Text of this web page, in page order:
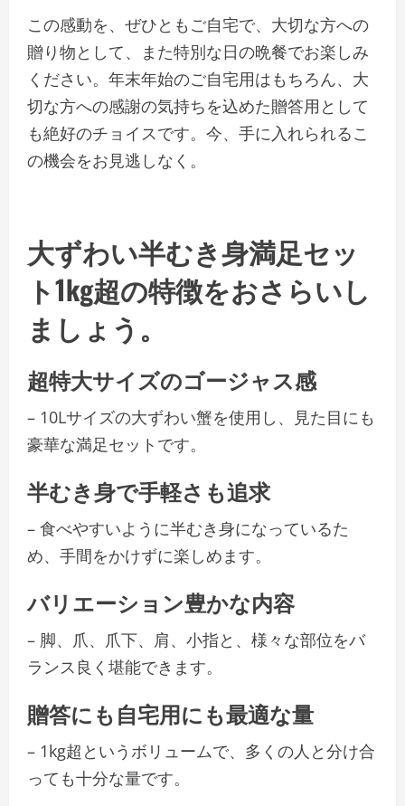
この感動を、ぜひともご自宅で、大切な方への
贈り物として、また特別な日の晩餐でお楽しみ
ください。年末年始のご自宅用はもちろん、大
切な方への感謝の気持ちを込めた贈答用として
も絶好のチョイスです。今、手に入れられるこ
の機会をお見逃しなく。
大ずわい半むき身満足セッ
ト1kg超の特徴をおさらいし
ましょう。
超特大サイズのゴージャス感
– 10Lサイズの大ずわい蟹を使用し、見た目にも
豪華な満足セットです。
半むき身で手軽さも追求
– 食べやすいように半むき身になっているた
め、手間をかけずに楽しめます。
バリエーション豊かな内容
– 脚、爪、爪下、肩、小指と、様々な部位をバ
ランス良く堪能できます。
贈答にも自宅用にも最適な量
– 1kg超というボリュームで、多くの人と分け合
っても十分な量です。